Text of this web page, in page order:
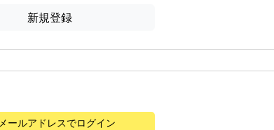
新規登録
メールアドレスでログイン